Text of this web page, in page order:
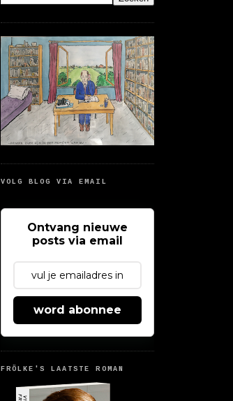
VOLG BLOG VIA EMAIL
Ontvang nieuwe
posts via email
word abonnee
FRÖLKE'S LAATSTE ROMAN